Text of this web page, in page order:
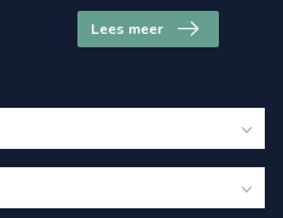
Lees meer